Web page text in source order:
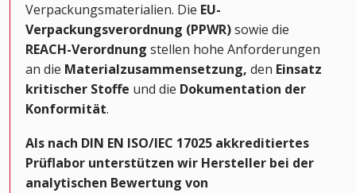
Verpackungsmaterialien. Die EU-
Verpackungsverordnung (PPWR)sowie die
REACH-Verordnung stellen hohe Anforderungen
an die Materialzusammensetzung, den Einsatz
kritischer Stoffe und die Dokumentation der
Konformität.
Als nach DIN EN ISO/IEC 17025 akkreditiertes
Prüflabor unterstützen wir Hersteller bei der
analytischen Bewertung von